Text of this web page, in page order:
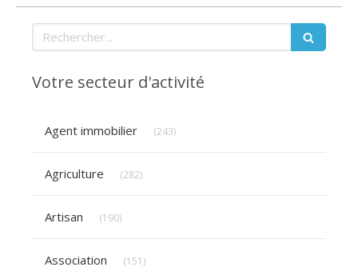
Rechercher
Votre secteur d'activité
Agent immobilier (243)
Agriculture (282)
Artisan (190)
Association (151)